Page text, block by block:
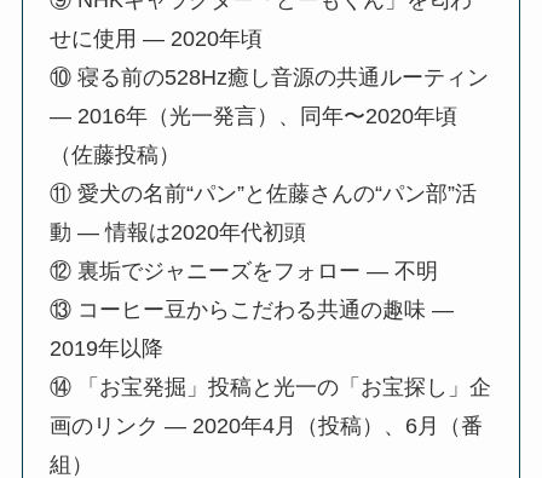
せに使用 — 2020年頃
⑩ 寝る前の528Hz癒し音源の共通ルーティン
— 2016年（光一発言）、同年〜2020年頃
（佐藤投稿）
⑪ 愛犬の名前“パン”と佐藤さんの“パン部”活
動 — 情報は2020年代初頭
⑫ 裏垢でジャニーズをフォロー — 不明
⑬ コーヒー豆からこだわる共通の趣味 —
2019年以降
⑭ 「お宝発掘」投稿と光一の「お宝探し」企
画のリンク — 2020年4月（投稿）、6月（番
組）